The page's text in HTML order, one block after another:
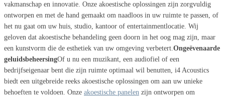
vakmanschap en innovatie. Onze akoestische oplossingen zijn zorgvuldig
ontworpen en met de hand gemaakt om naadloos in uw ruimte te passen, of
het nu gaat om uw huis, studio, kantoor of entertainmentlocatie. Wij
geloven dat akoestische behandeling geen doorn in het oog mag zijn, maar
een kunstvorm die de esthetiek van uw omgeving verbetert.Ongeëvenaarde
geluidsbeheersingOf u nu een muzikant, een audiofiel of een
bedrijfseigenaar bent die zijn ruimte optimaal wil benutten, i4 Acoustics
biedt een uitgebreide reeks akoestische oplossingen om aan uw unieke
behoeften te voldoen. Onze akoestische panelen zijn ontworpen om